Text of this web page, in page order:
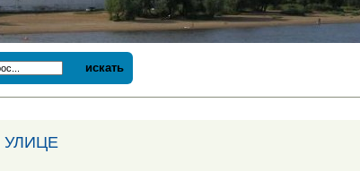
искать